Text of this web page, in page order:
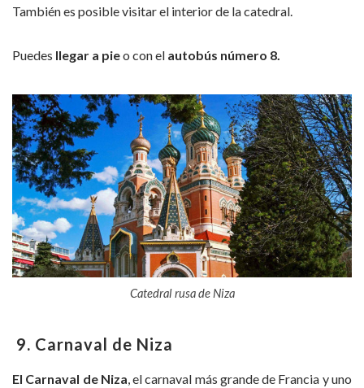
También es posible visitar el interior de la catedral.
Puedes llegar a pieo con el autobús número 8.
Catedral rusa de Niza
9. Carnaval de Niza
El Carnaval de Niza, el carnaval más grande de Francia y uno